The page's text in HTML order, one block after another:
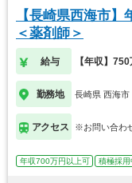
【長崎県西海市
＜薬剤師＞
給与 【年収】
勤務地 長崎県 西海市
アクセス ※お問い合わ
年収700万円以上可 積極採用